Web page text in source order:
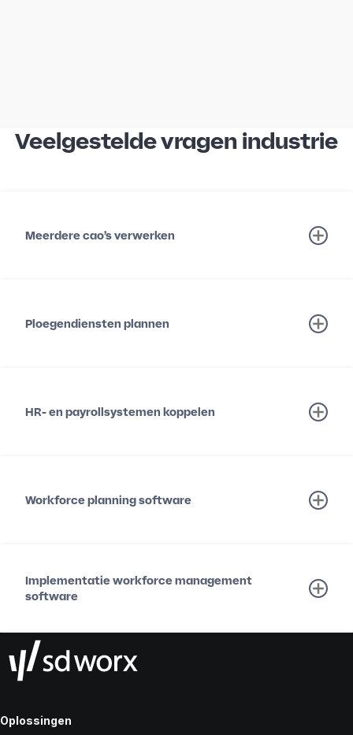
Veelgestelde vragen industrie
Meerdere cao’s verwerken
Ploegendiensten plannen
HR- en payrollsystemen koppelen
Workforce planning software
Implementatie workforce management
software
Oplossingen